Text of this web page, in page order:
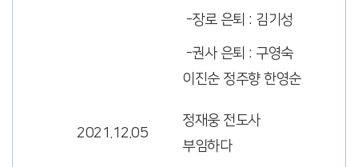
-장로 은퇴 : 김기성
-권사 은퇴 : 구영숙
이진순 정주향 한영순
2021.12.05
정재웅 전도사
부임하다